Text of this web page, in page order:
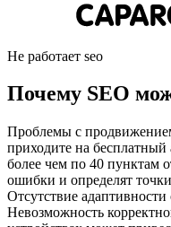
Не работает seo
Почему SEO
Проблемы с
приходите на
более чем по 40 пунктам
ошибки и определят
Отсутствие адаптивности
Невозможность